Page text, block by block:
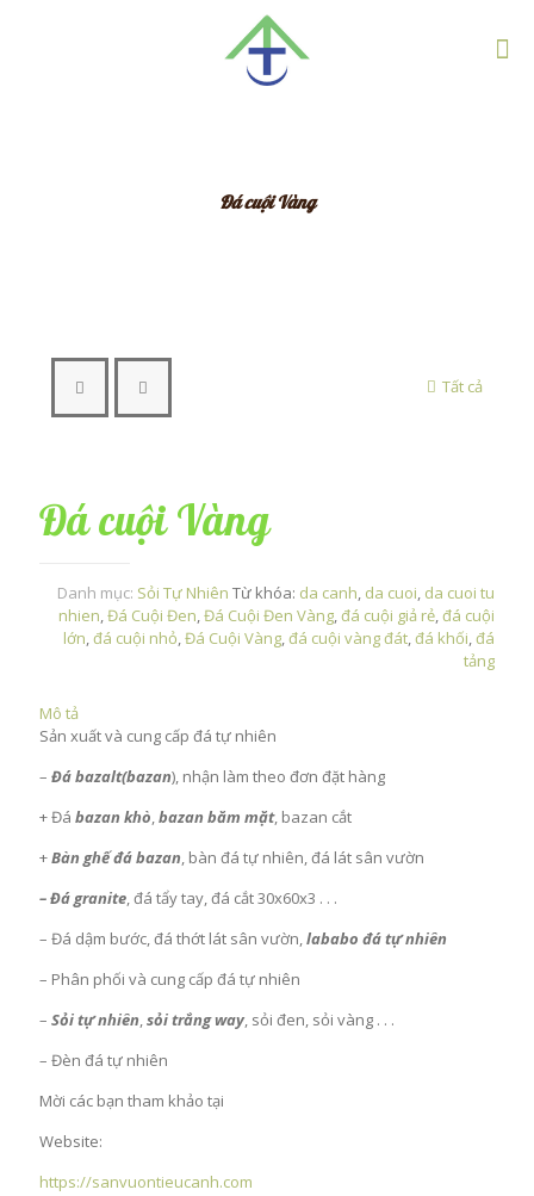
Đá cuội Vàng
Tất cả
Đá cuội Vàng
Danh mục: Sỏi Tự Nhiên Từ khóa: da canh, da cuoi, da cuoi tu
nhien,Đá Cuội Đen,Đá Cuội Đen Vàng,đá cuội giả rẻ,đá cuội
lớn,đá cuội nhỏ,Đá Cuội Vàng,đá cuội vàng đát,đá khối,đá
tảng
Mô tả
Sản xuất và cung cấp đá tự nhiên
– Đá bazalt(bazan), nhận làm theo đơn đặt hàng
+ Đá bazan khò,bazan băm mặt, bazan cắt
+Bàn ghế đá bazan, bàn đá tự nhiên, đá lát sân vườn
– Đá granite, đá tẩy tay, đá cắt 30x60x3 . . .
– Đá dậm bước, đá thớt lát sân vườn,lababo đá tự nhiên
– Phân phối và cung cấp đá tự nhiên
– Sỏi tự nhiên,sỏi trắng way, sỏi đen, sỏi vàng . . .
– Đèn đá tự nhiên
Mời các bạn tham khảo tại
Website:
https://sanvuontieucanh.com